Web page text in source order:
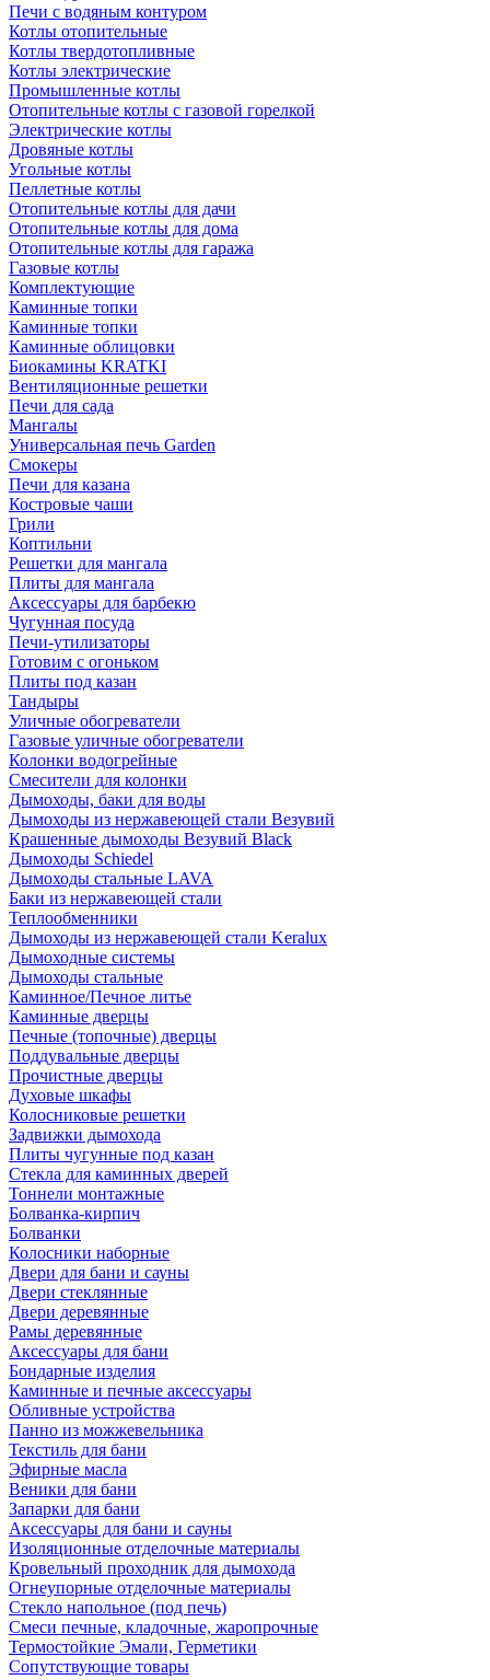
Печи с водяным контуром
Котлы отопительные
Котлы твердотопливные
Котлы электрические
Промышленные котлы
Отопительные котлы с газовой горелкой
Электрические котлы
Дровяные котлы
Угольные котлы
Пеллетные котлы
Отопительные котлы для дачи
Отопительные котлы для дома
Отопительные котлы для гаража
Газовые котлы
Комплектующие
Каминные топки
Каминные топки
Каминные облицовки
Биокамины KRATKI
Вентиляционные решетки
Печи для сада
Мангалы
Универсальная печь Garden
Смокеры
Печи для казана
Костровые чаши
Грили
Коптильни
Решетки для мангала
Плиты для мангала
Аксессуары для барбекю
Чугунная посуда
Печи-утилизаторы
Готовим с огоньком
Плиты под казан
Тандыры
Уличные обогреватели
Газовые уличные обогреватели
Колонки водогрейные
Смесители для колонки
Дымоходы, баки для воды
Дымоходы из нержавеющей стали Везувий
Крашенные дымоходы Везувий Black
Дымоходы Schiedel
Дымоходы стальные LAVA
Баки из нержавеющей стали
Теплообменники
Дымоходы из нержавеющей стали Keralux
Дымоходные системы
Дымоходы стальные
Каминное/Печное литье
Каминные дверцы
Печные (топочные) дверцы
Поддувальные дверцы
Прочистные дверцы
Духовые шкафы
Колосниковые решетки
Задвижки дымохода
Плиты чугунные под казан
Стекла для каминных дверей
Тоннели монтажные
Болванка-кирпич
Болванки
Колосники наборные
Двери для бани и сауны
Двери стеклянные
Двери деревянные
Рамы деревянные
Аксессуары для бани
Бондарные изделия
Каминные и печные аксессуары
Обливные устройства
Панно из можжевельника
Текстиль для бани
Эфирные масла
Веники для бани
Запарки для бани
Аксессуары для бани и сауны
Изоляционные отделочные материалы
Кровельный проходник для дымохода
Огнеупорные отделочные материалы
Стекло напольное (под печь)
Смеси печные, кладочные, жаропрочные
Термостойкие Эмали, Герметики
Сопутствующие товары